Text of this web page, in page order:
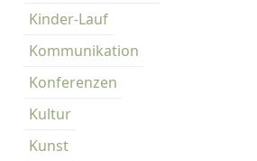
Kinder-Lauf
Kommunikation
Konferenzen
Kultur
Kunst